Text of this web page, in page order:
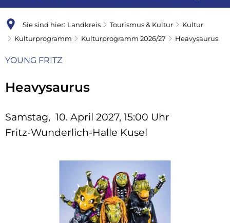
Sie sind hier: Landkreis Tourismus & Kultur
Kultur
Kulturprogramm
Kulturprogramm 2026/27 Heavysaurus
YOUNG FRITZ
Heavysaurus
Samstag, 10. April 2027, 15:00 Uhr
Fritz-Wunderlich-Halle Kusel